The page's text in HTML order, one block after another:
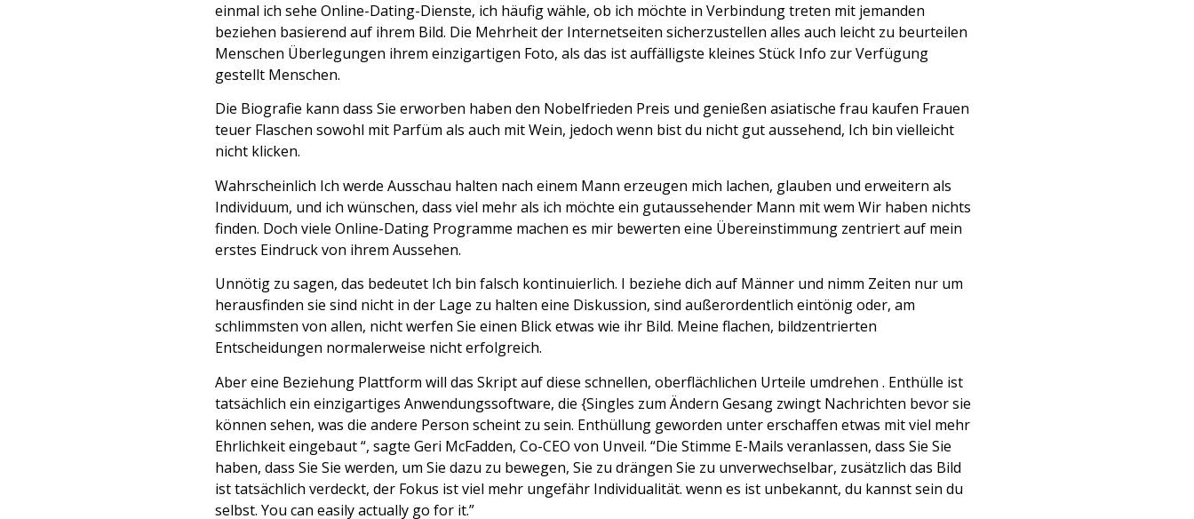
einmal ich sehe Online-Dating-Dienste, ich häufig wähle, ob ich möchte in Verbindung treten mit jemanden
beziehen basierend auf ihrem Bild. Die Mehrheit der Internetseiten sicherzustellen alles auch leicht zu beurteilen
Menschen Überlegungen ihrem einzigartigen Foto, als das ist auffälligste kleines Stück Info zur Verfügung
gestellt Menschen.
Die Biografie kann dass Sie erworben haben den Nobelfrieden Preis und genießen asiatische frau kaufen Frauen
teuer Flaschen sowohl mit Parfüm als auch mit Wein, jedoch wenn bist du nicht gut aussehend, Ich bin vielleicht
nicht klicken.
Wahrscheinlich Ich werde Ausschau halten nach einem Mann erzeugen mich lachen, glauben und erweitern als
Individuum, und ich wünschen, dass viel mehr als ich möchte ein gutaussehender Mann mit wem Wir haben nichts
finden. Doch viele Online-Dating Programme machen es mir bewerten eine Übereinstimmung zentriert auf mein
erstes Eindruck von ihrem Aussehen.
Unnötig zu sagen, das bedeutet Ich bin falsch kontinuierlich. I beziehe dich auf Männer und nimm Zeiten nur um
herausfinden sie sind nicht in der Lage zu halten eine Diskussion, sind außerordentlich eintönig oder, am
schlimmsten von allen, nicht werfen Sie einen Blick etwas wie ihr Bild. Meine flachen, bildzentrierten
Entscheidungen normalerweise nicht erfolgreich.
Aber eine Beziehung Plattform will das Skript auf diese schnellen, oberflächlichen Urteile umdrehen . Enthülle ist
tatsächlich ein einzigartiges Anwendungssoftware, die {Singles zum Ändern Gesang zwingt Nachrichten bevor sie
können sehen, was die andere Person scheint zu sein. Enthüllung geworden unter erschaffen etwas mit viel mehr
Ehrlichkeit eingebaut “, sagte Geri McFadden, Co-CEO von Unveil. “Die Stimme E-Mails veranlassen, dass Sie Sie
haben, dass Sie Sie werden, um Sie dazu zu bewegen, Sie zu drängen Sie zu unverwechselbar, zusätzlich das Bild
ist tatsächlich verdeckt, der Fokus ist viel mehr ungefähr Individualität. wenn es ist unbekannt, du kannst sein du
selbst. You can easily actually go for it.”